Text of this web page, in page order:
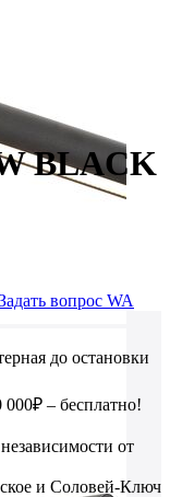
BLACK
вопрос WA
до остановки
– бесплатно!
от
и Соловей-Ключ